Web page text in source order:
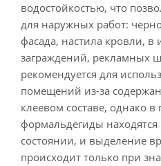
водостойкостью, что
для наружных работ:
фасада, настила кровли, в
заграждений, рекламных
рекомендуется для
помещений из-за
клеевом составе, однако в
формальдегиды
состоянии, и выделение
происходит только при